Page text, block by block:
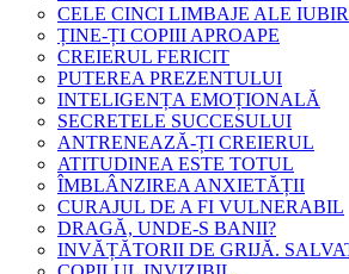
CELE CINCI LIMBAJE ALE
ȚINE-ȚI COPIII APROAPE
CREIERUL FERICIT
PUTEREA PREZENTULUI
INTELIGENȚA EMOȚIONALĂ
SECRETELE SUCCESULUI
ANTRENEAZĂ-ȚI CREIERUL
ATITUDINEA ESTE TOTUL
ÎMBLÂNZIREA ANXIETĂȚII
CURAJUL DE A FI VULNERABIL
DRAGĂ, UNDE-S BANII?
INVĂȚĂTORII DE GRIJĂ.